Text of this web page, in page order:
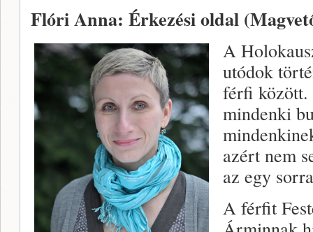
Flóri Anna: Érkezési oldal
A
utódok
férfi között.
mindenki
azért nem
az egy
A férfit